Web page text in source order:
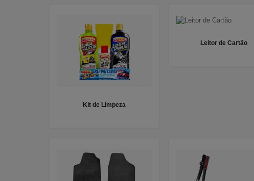
Kit de Limpeza
Leitor de Cartão